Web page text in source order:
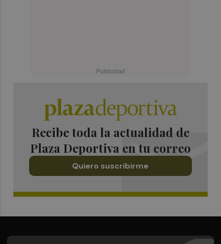
Recibe toda la actualidad de
Plaza Deportiva en tu correo
Quiero suscribirme